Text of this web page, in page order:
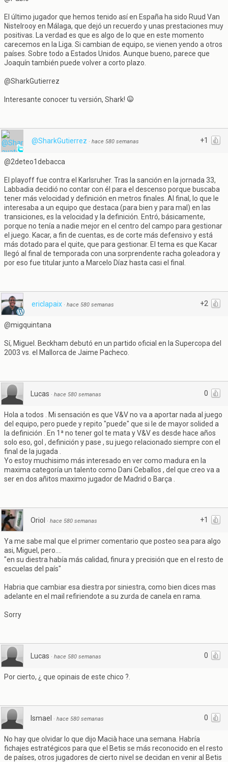
El último jugador que hemos tenido así en España ha sido Ruud Van
Nistelrooy en Málaga, que dejó un recuerdo y unas prestaciones muy
positivas. La verdad es que es algo de lo que en este momento
carecemos en la Liga. Si cambian de equipo, se vienen yendo a otros
países. Sobre todo a Estados Unidos. Aunque bueno, parece que
Joaquín también puede volver a corto plazo.
@SharkGutierrez
Interesante conocer tu versión, Shark!
+1
@SharkGutierrez · hace 580 semanas
@2deteo1debacca
El playoff fue contra el Karlsruher. Tras la sanción en la jornada 33,
Labbadia decidió no contar con él para el descenso porque buscaba
tener más velocidad y definición en metros finales. Al final, lo que le
interesaba a un equipo que destaca (para bien y para mal) en las
transiciones, es la velocidad y la definición. Entró, básicamente,
porque no tenía a nadie mejor en el centro del campo para gestionar
el juego. Kacar, a fin de cuentas, es de corte más defensivo y está
más dotado para el quite, que para gestionar. El tema es que Kacar
llegó al final de temporada con una sorprendente racha goleadora y
por eso fue titular junto a Marcelo Díaz hasta casi el final.
+2
ericlapaix · hace 580 semanas
@migquintana
Sí, Miguel. Beckham debutó en un partido oficial en la Supercopa del
2003 vs. el Mallorca de Jaime Pacheco.
0
Lucas · hace 580 semanas
Hola a todos . Mi sensación es que V&V no va a aportar nada al juego
del equipo, pero puede y repito "puede" que si le de mayor solided a
la definición . En 1ª no tener gol te mata y V&V es desde hace años
solo eso, gol , definición y pase , su juego relacionado siempre con el
final de la jugada .
Yo estoy muchisimo más interesado en ver como madura en la
maxima categoría un talento como Dani Ceballos , del que creo va a
ser en dos añitos maximo jugador de Madrid o Barça .
+1
Oriol · hace 580 semanas
Ya me sabe mal que el primer comentario que posteo sea para algo
asi, Miguel, pero....
"en su diestra había más calidad, finura y precisión que en el resto de
escuelas del país"
Habria que cambiar esa diestra por siniestra, como bien dices mas
adelante en el mail refiriendote a su zurda de canela en rama.
Sorry
0
Lucas · hace 580 semanas
Por cierto, ¿ que opinais de este chico ?.
0
Ismael · hace 580 semanas
No hay que olvidar lo que dijo Macià hace una semana. Habría
fichajes estratégicos para que el Betis se más reconocido en el resto
de países, otros jugadores de cierto nivel se decidan en venir al Betis